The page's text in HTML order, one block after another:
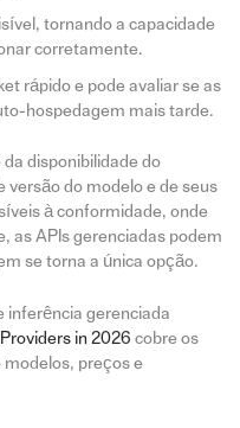
tornando a capacidade
corretamente.
rápido e pode avaliar se as
hospedagem mais tarde.
disponibilidade do
versão do modelo e de seus
à conformidade, onde
as APIs gerenciadas podem
se torna a única opção.
inferência gerenciada
in 2026 cobre os
modelos, preços e